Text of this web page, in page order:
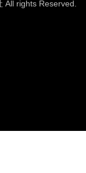
All rights Reserved.